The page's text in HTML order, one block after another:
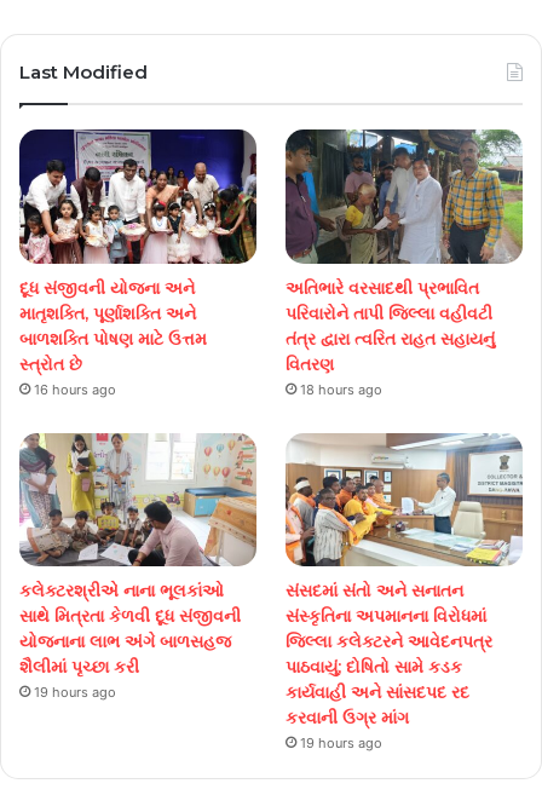
Last Modified
દૂધ સંજીવની યોજના અને
માતૃશક્તિ, પૂર્ણાશક્તિ અને
બાળશક્તિ પોષણ માટે ઉત્તમ
સ્ત્રોત છે
16 hours ago
અતિભારે વરસાદથી પ્રભાવિત
પરિવારોને તાપી જિલ્લા વહીવટી
તંત્ર દ્વારા ત્વરિત રાહત સહાયનું
વિતરણ
18 hours ago
કલેક્ટરશ્રીએ નાના ભૂલકાંઓ
સાથે મિત્રતા કેળવી દૂધ સંજીવની
યોજનાના લાભ અંગે બાળસહજ
શૈલીમાં પૃચ્છા કરી
19 hours ago
સંસદમાં સંતો અને સનાતન
સંસ્કૃતિના અપમાનના વિરોધમાં
જિલ્લા કલેક્ટરને આવેદનપત્ર
પાઠવાયું; દોષિતો સામે કડક
કાર્યવાહી અને સાંસદપદ રદ
કરવાની ઉગ્ર માંગ
19 hours ago